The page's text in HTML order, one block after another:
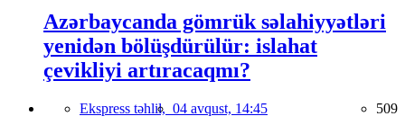
Azərbaycanda gömrük səlahiyyətləri
yenidən bölüşdürülür: islahat
çevikliyi artıracaqmı?
Ekspress təhlil, 04 avqust, 14:45 509